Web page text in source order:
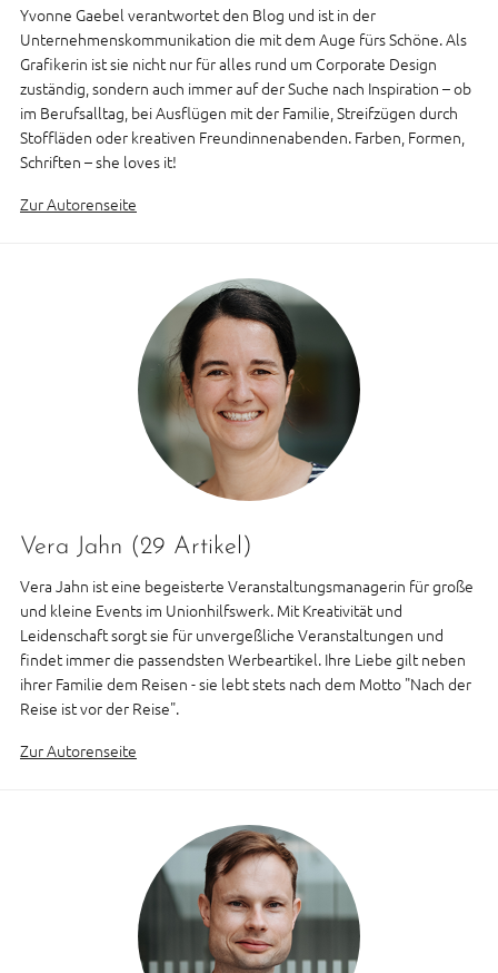
Yvonne Gaebel verantwortet den Blog und ist in der
Unternehmenskommunikation die mit dem Auge fürs Schöne. Als
Grafikerin ist sie nicht nur für alles rund um Corporate Design
zuständig, sondern auch immer auf der Suche nach Inspiration – ob
im Berufsalltag, bei Ausflügen mit der Familie, Streifzügen durch
Stoffläden oder kreativen Freundinnenabenden. Farben, Formen,
Schriften – she loves it!
Zur Autorenseite
Vera Jahn (29 Artikel)
Vera Jahn ist eine begeisterte Veranstaltungsmanagerin für große
und kleine Events im Unionhilfswerk. Mit Kreativität und
Leidenschaft sorgt sie für unvergeßliche Veranstaltungen und
findet immer die passendsten Werbeartikel. Ihre Liebe gilt neben
ihrer Familie dem Reisen - sie lebt stets nach dem Motto "Nach der
Reise ist vor der Reise".
Zur Autorenseite